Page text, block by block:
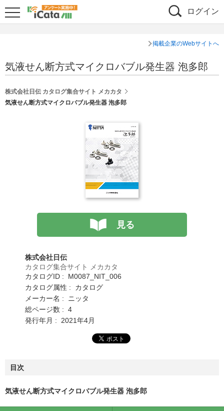
ログイン
掲載企業のWebサイトへ
気液せん断方式マイクロバブル発生器 泡多郎
株式会社日伝 カタログ集合サイト メカカタ
気液せん断方式マイクロバブル発生器 泡多郎
見る
株式会社日伝
カタログ集合サイト メカカタ
カタログID : M0087_NIT_006
カタログ属性 : カタログ
メーカー名 : ニッタ
総ページ数 : 4
発行年月 : 2021年4月
目次
気液せん断方式マイクロバブル発生器 泡多郎